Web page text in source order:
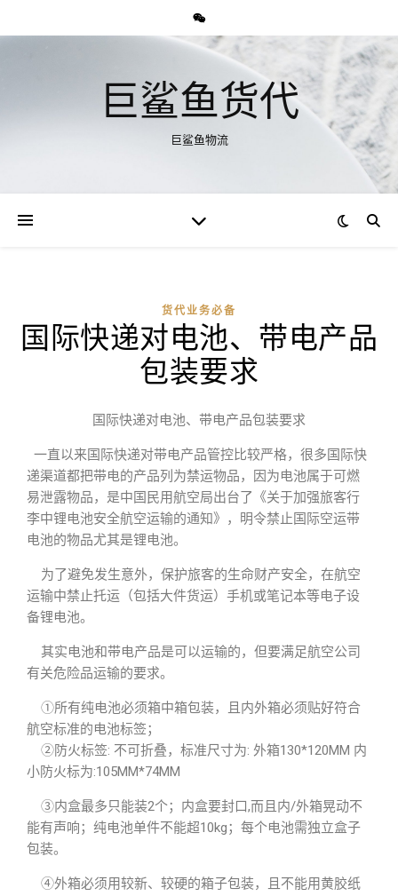
巨鲨鱼货代
巨鲨鱼物流
货代业务必备
国际快递对电池、带电产品
包装要求
国际快递对电池、带电产品包装要求
一直以来国际快递对带电产品管控比较严格，很多国际快
递渠道都把带电的产品列为禁运物品，因为电池属于可燃
易泄露物品，是中国民用航空局出台了《关于加强旅客行
李中锂电池安全航空运输的通知》，明令禁止国际空运带
电池的物品尤其是锂电池。
为了避免发生意外，保护旅客的生命财产安全，在航空
运输中禁止托运（包括大件货运）手机或笔记本等电子设
备锂电池。
其实电池和带电产品是可以运输的，但要满足航空公司
有关危险品运输的要求。
①所有纯电池必须箱中箱包装，且内外箱必须贴好符合
航空标准的电池标签；
②防火标签: 不可折叠，标准尺寸为: 外箱130*120MM 内
小防火标为:105MM*74MM
③内盒最多只能装2个；内盒要封口,而且内/外箱晃动不
能有声响；纯电池单件不能超10kg；每个电池需独立盒子
包装。
④外箱必须用较新、较硬的箱子包装，且不能用黄胶纸